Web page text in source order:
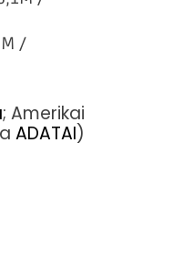
/
; Amerikai
ADATAI)